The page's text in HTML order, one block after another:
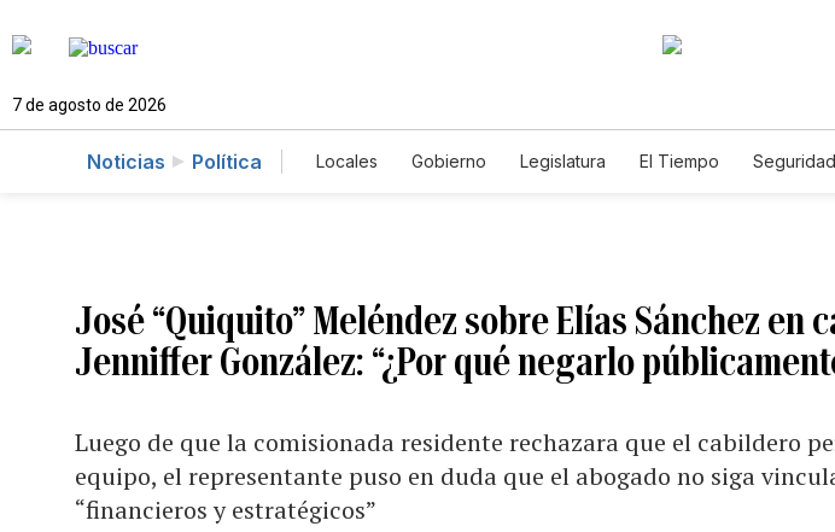
7 de agosto de 2026
Noticias Política Locales Gobierno Legislatura El Tiempo Seguridad
José “Quiquito” Meléndez sobre Elías Sánchez en
Jenniffer González: “¿Por qué negarlo
Luego de que la comisionada residente rechazara que el cabildero
equipo, el representante puso en duda que el abogado no siga
“financieros y estratégicos”